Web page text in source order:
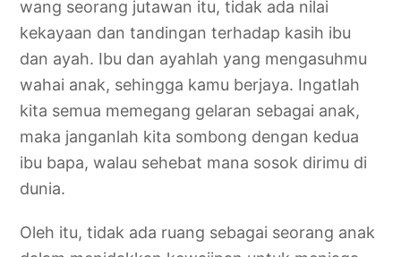
wang seorang jutawan itu, tidak ada nilai
kekayaan dan tandingan terhadap kasih ibu
dan ayah. Ibu dan ayahlah yang mengasuhmu
wahai anak, sehingga kamu berjaya. Ingatlah
kita semua memegang gelaran sebagai anak,
maka janganlah kita sombong dengan kedua
ibu bapa, walau sehebat mana sosok dirimu di
dunia.
Oleh itu, tidak ada ruang sebagai seorang anak